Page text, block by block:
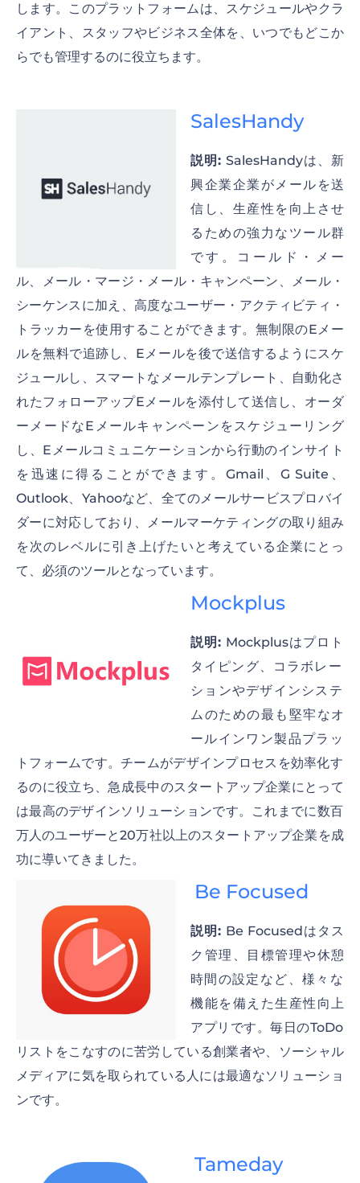
します。このプラットフォームは、スケジュールやクラ
イアント、スタッフやビジネス全体を、いつでもどこか
らでも管理するのに役立ちます。
SalesHandy
説明: SalesHandyは、新
興企業企業がメールを送
信し、生産性を向上させ
るための強力なツール群
です。コールド・メー
ル、メール・マージ・メール・キャンペーン、メール・
シーケンスに加え、高度なユーザー・アクティビティ・
トラッカーを使用することができます。無制限のEメー
ルを無料で追跡し、Eメールを後で送信するようにスケ
ジュールし、スマートなメールテンプレート、自動化さ
れたフォローアップEメールを添付して送信し、オーダ
ーメードなEメールキャンペーンをスケジューリング
し、Eメールコミュニケーションから行動のインサイト
を迅速に得ることができます。Gmail、G Suite、
Outlook、Yahooなど、全てのメールサービスプロバイ
ダーに対応しており、メールマーケティングの取り組み
を次のレベルに引き上げたいと考えている企業にとっ
て、必須のツールとなっています。
Mockplus
説明: Mockplusはプロト
タイピング、コラボレー
ションやデザインシステ
ムのための最も堅牢なオ
ールインワン製品プラッ
トフォームです。チームがデザインプロセスを効率化す
るのに役立ち、急成長中のスタートアップ企業にとって
は最高のデザインソリューションです。これまでに数百
万人のユーザーと20万社以上のスタートアップ企業を成
功に導いてきました。
Be Focused
説明: Be Focusedはタス
ク管理、目標管理や休憩
時間の設定など、様々な
機能を備えた生産性向上
アプリです。毎日のToDo
リストをこなすのに苦労している創業者や、ソーシャル
メディアに気を取られている人には最適なソリューショ
ンです。
Tameday